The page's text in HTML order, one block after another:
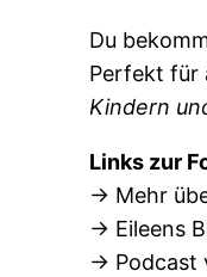
Du
Perfekt für
Kindern
Links zur
→ Mehr
→ Eileens
→ Podcast